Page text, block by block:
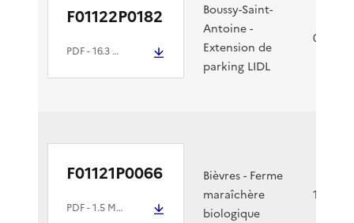
F01122P0182
PDF- 16.3 Mio
Boussy-Saint-
Antoine -
Extension de
parking LIDL
05/08/
F01121P0066
PDF- 1.5 Mio
Bièvres - Ferme
maraîchère
biologique
19/07/